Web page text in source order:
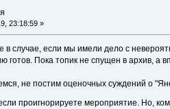
23:18:59 »
случае, если мы имели дело с
готов. Пока топик не спущен в архив,
не постим оценочных суждений о
проигнорируете мероприятие. Но,